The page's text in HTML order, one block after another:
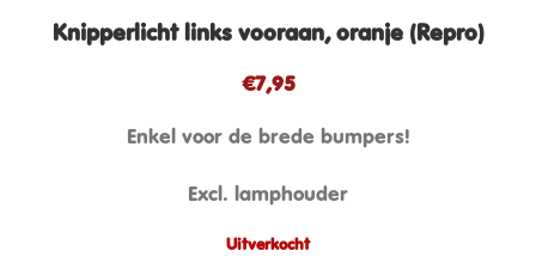
Knipperlicht links vooraan, oranje (Repro)
€7,95
Enkel voor de brede bumpers!
Excl. lamphouder
Uitverkocht